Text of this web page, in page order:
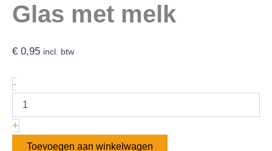
Glas met melk
€ 0,95 incl. btw
-
+
Toevoegen aan winkelwagen